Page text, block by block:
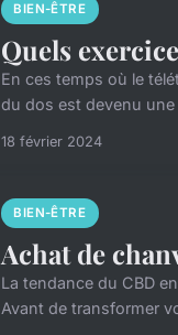
BIEN-ÊTRE
Quels
En ces temps où le
du dos est devenu
18 février 2024
BIEN-ÊTRE
Achat de
La tendance du CBD
Avant de transformer